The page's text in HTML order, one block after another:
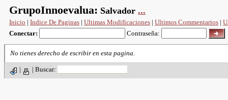
GrupoInnoevalua: Salvador ...
Inicio | Indice De Paginas | Ultimas Modificaciones | Ultimos Commentarios |
Conectar:
Contraseña:
No tienes derecho de escribir en esta pagina.
| | Buscar: